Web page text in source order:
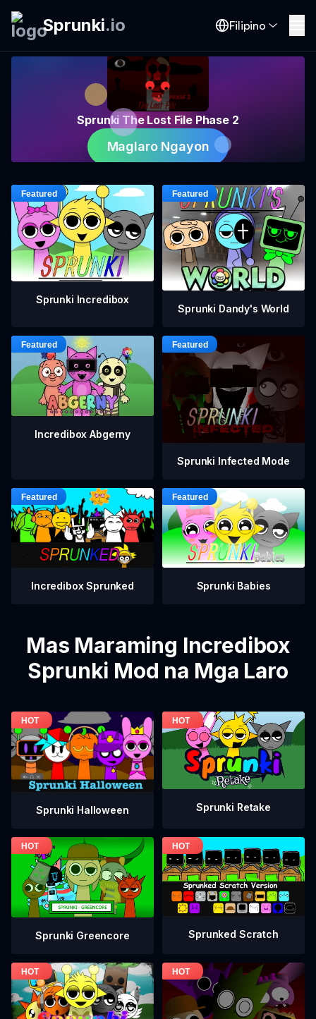
Sprunki.io Filipino
Sprunki The Lost File Phase 2
Maglaro Ngayon
Sprunki Incredibox
Sprunki Dandy's World
Incredibox Abgerny
Sprunki Infected Mode
Incredibox Sprunked Sprunki Babies
Mas Maraming Incredibox
Sprunki Mod na Mga Laro
Sprunki Halloween Sprunki Retake
Sprunki Greencore Sprunked Scratch